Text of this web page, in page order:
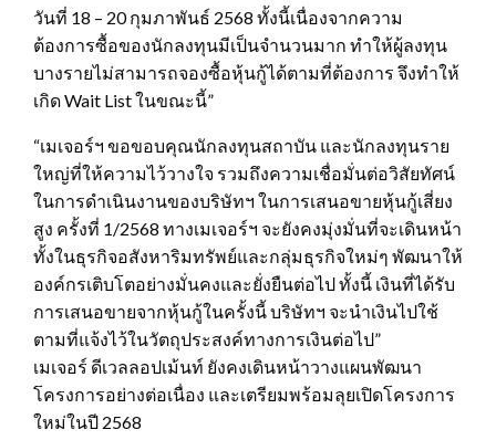
วันที่ 18 – 20 กุมภาพันธ์ 2568 ทั้งนี้เนื่องจากความ
ต้องการซื้อของนักลงทุนมีเป็นจำนวนมาก ทำให้ผู้ลงทุน
บางรายไม่สามารถจองซื้อหุ้นกู้ได้ตามที่ต้องการ จึงทำให้
เกิด Wait List ในขณะนี้”
“เมเจอร์ฯ ขอขอบคุณนักลงทุนสถาบัน และนักลงทุนราย
ใหญ่ที่ให้ความไว้วางใจ รวมถึงความเชื่อมั่นต่อวิสัยทัศน์
ในการดำเนินงานของบริษัทฯ ในการเสนอขายหุ้นกู้เสี่ยง
สูง ครั้งที่ 1/2568 ทางเมเจอร์ฯ จะยังคงมุ่งมั่นที่จะเดินหน้า
ทั้งในธุรกิจอสังหาริมทรัพย์และกลุ่มธุรกิจใหม่ๆ พัฒนาให้
องค์กรเติบโตอย่างมั่นคงและยั่งยืนต่อไป ทั้งนี้ เงินที่ได้รับ
การเสนอขายจากหุ้นกู้ในครั้งนี้ บริษัทฯ จะนำเงินไปใช้
ตามที่แจ้งไว้ในวัตถุประสงค์ทางการเงินต่อไป”
เมเจอร์ ดีเวลลอปเม้นท์ ยังคงเดินหน้าวางแผนพัฒนา
โครงการอย่างต่อเนื่อง และเตรียมพร้อมลุยเปิดโครงการ
ใหม่ในปี 2568